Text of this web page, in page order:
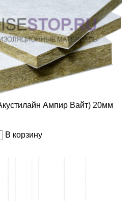
Ампир Вайт) 20мм
В корзину